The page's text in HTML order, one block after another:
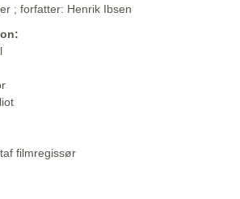
; forfatter: Henrik Ibsen
filmregissør